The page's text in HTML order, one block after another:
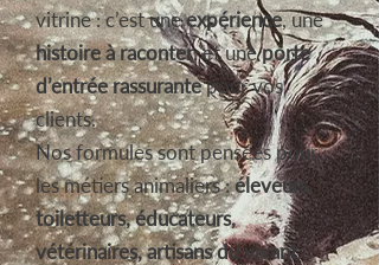
vitrine : c’est uneexpérience, une
histoire à raconter, et uneporte
d’entrée rassurantepour vos
clients.​
Nos formules sont pensées pour
les métiers animaliers :éleveurs,
toiletteurs, éducateurs,
vétérinaires, artisans du vivant…